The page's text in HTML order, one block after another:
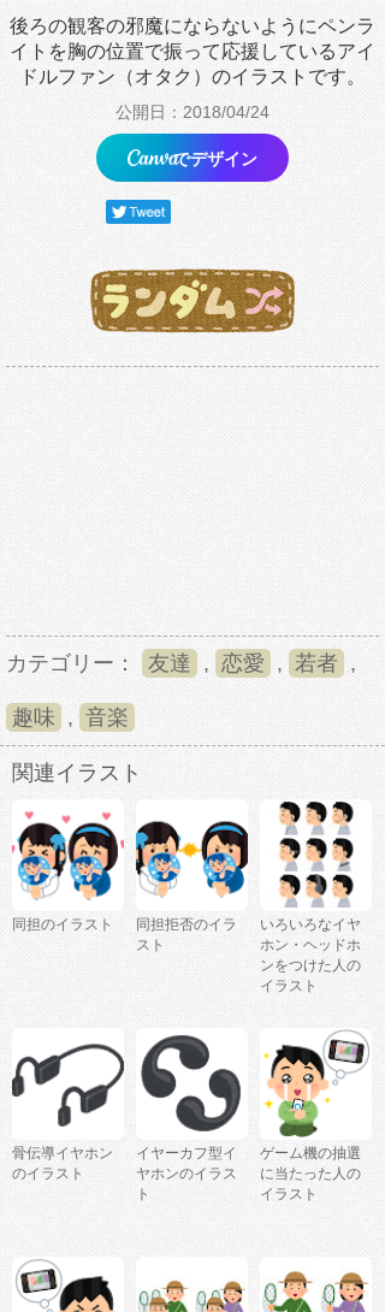
後ろの観客の邪魔にならないようにペンラ
イトを胸の位置で振って応援しているアイ
ドルファン（オタク）のイラストです。
公開日：2018/04/24
でデザイン
カテゴリー： 友達 , 恋愛 , 若者 ,
趣味 , 音楽
関連イラスト
同担のイラスト
同担拒否のイラ
スト
いろいろなイヤ
ホン・ヘッドホ
ンをつけた人の
イラスト
骨伝導イヤホン
のイラスト
イヤーカフ型イ
ヤホンのイラス
ト
ゲーム機の抽選
に当たった人の
イラスト